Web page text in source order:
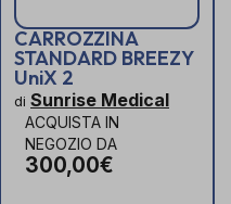
CARROZZINA
STANDARD BREEZY
UniX 2
di Sunrise Medical
ACQUISTA IN
NEGOZIO DA
300,00€